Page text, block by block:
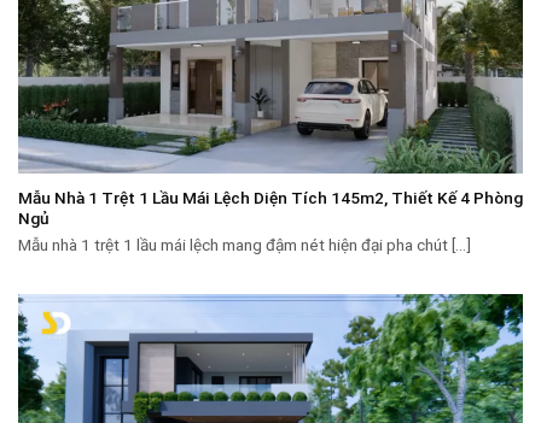
Mẫu Nhà 1 Trệt 1 Lầu Mái Lệch Diện Tích 145m2, Thiết Kế 4 Phòng
Ngủ
Mẫu nhà 1 trệt 1 lầu mái lệch mang đậm nét hiện đại pha chút [...]